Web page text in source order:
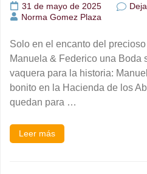
31 de mayo de 2025
Norma Gomez Plaza
Solo en el encanto del
Manuela & Federico una Boda
vaquera para la historia:
bonito en la Hacienda de los
quedan para …
Leer más